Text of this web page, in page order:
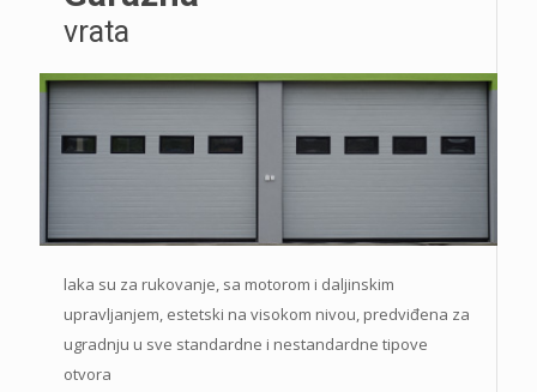
vrata
laka su za rukovanje, sa motorom i daljinskim
upravljanjem, estetski na visokom nivou, predviđena za
ugradnju u sve standardne i nestandardne tipove
otvora